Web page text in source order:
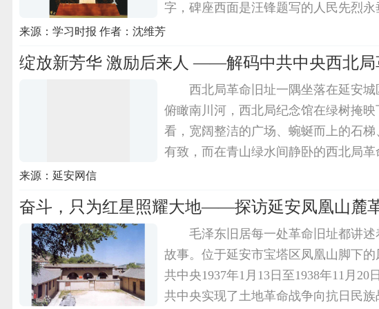
字，碑座西面是汪锋题写的人民先烈
写的革命烈士永垂不朽，北面刻有碑
来源：学习时报 作者：沈维芳
绽放新芳华 激励后来人 ——解码中共中央西北局
西北局革命旧址一隅坐落在延安城
俯瞰南川河，西北局纪念馆在绿树掩
看，宽阔整洁的广场、蜿蜒而上的石
有致，而在青山绿水间静卧的西北局
几分灵动。如今，越来越多的来延游
来源：延安网信
奋斗，只为红星照耀大地——探访延安凤凰山麓
毛泽东旧居每一处革命旧址都讲
故事。位于延安市宝塔区凤凰山脚下
共中央1937年1月13日至1938年11月20
共中央实现了土地革命战争向抗日民